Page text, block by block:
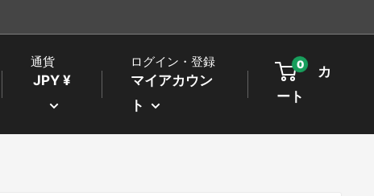
通貨
JPY ¥
ログイン・登録
マイアカウン
ト
0
カ
ート